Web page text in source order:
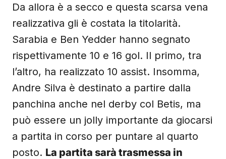
Da allora è a secco e questa scarsa vena
realizzativa gli è costata la titolarità.
Sarabia e Ben Yedder hanno segnato
rispettivamente 10 e 16 gol. Il primo, tra
l’altro, ha realizzato 10 assist. Insomma,
Andre Silva è destinato a partire dalla
panchina anche nel derby col Betis, ma
può essere un jolly importante da giocarsi
a partita in corso per puntare al quarto
posto. La partita sarà trasmessa in